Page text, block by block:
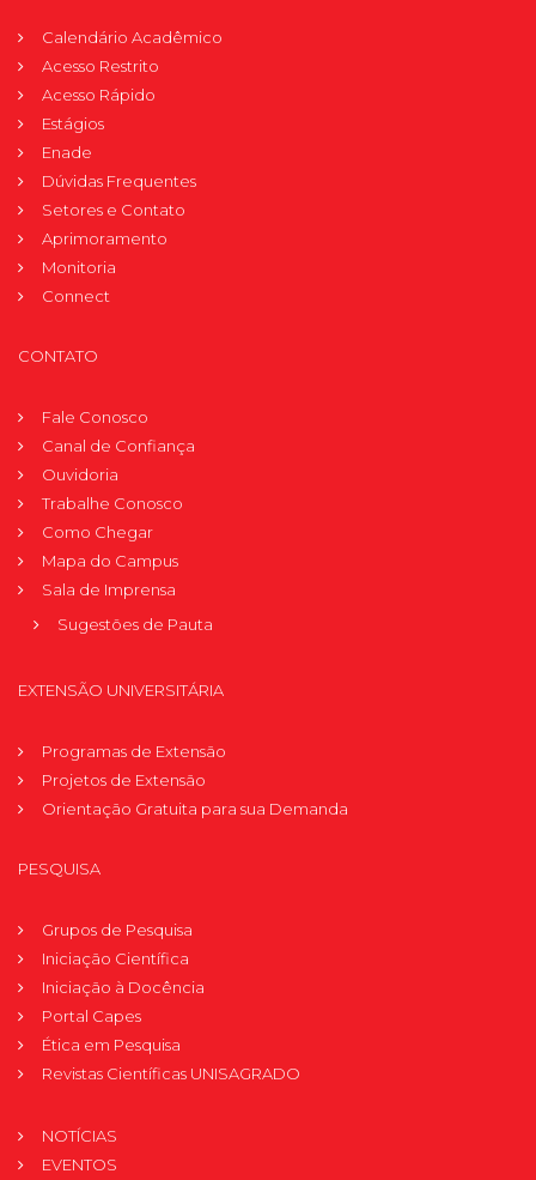
Calendário Acadêmico
Acesso Restrito
Acesso Rápido
Estágios
Enade
Dúvidas Frequentes
Setores e Contato
Aprimoramento
Monitoria
Connect
CONTATO
Fale Conosco
Canal de Confiança
Ouvidoria
Trabalhe Conosco
Como Chegar
Mapa do Campus
Sala de Imprensa
Sugestões de Pauta
EXTENSÃO UNIVERSITÁRIA
Programas de Extensão
Projetos de Extensão
Orientação Gratuita para sua Demanda
PESQUISA
Grupos de Pesquisa
Iniciação Científica
Iniciação à Docência
Portal Capes
Ética em Pesquisa
Revistas Científicas UNISAGRADO
NOTÍCIAS
EVENTOS